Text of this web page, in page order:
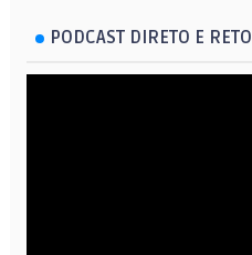
PODCAST DIRETO E RETO